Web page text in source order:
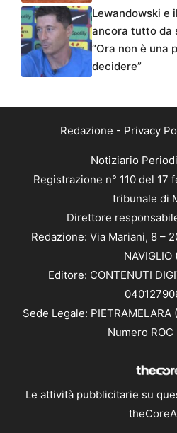
Lewandowski e
ancora tutto da
“Ora non è una
decidere”
Redazione - Privacy
Notiziario
Registrazione n° 110 del 17
tribunale di
Direttore
Redazione: Via Mariani, 8 –
NAVIGLIO
Editore: CONTENUTI
Sede Legale: PIETRAMELARA
Numero
Le attività pubblicitarie su